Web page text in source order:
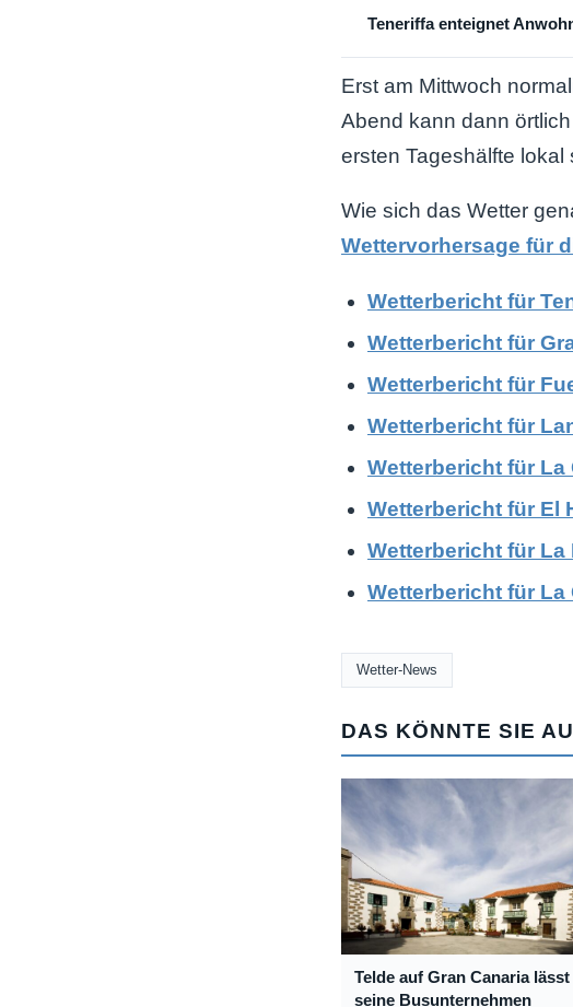
Teneriffa enteignet
Erst am Mittwoch
Abend kann dann
ersten Tageshälfte
Wie sich das Wetter
Wettervorhersage für
Wetterbericht für
Wetterbericht für
Wetterbericht für
Wetterbericht für
Wetterbericht für La
Wetterbericht für El
Wetterbericht für La
Wetterbericht für La
Wetter-News
DAS KÖNNTE SIE
Telde auf Gran Canaria lässt
seine Busunternehmen